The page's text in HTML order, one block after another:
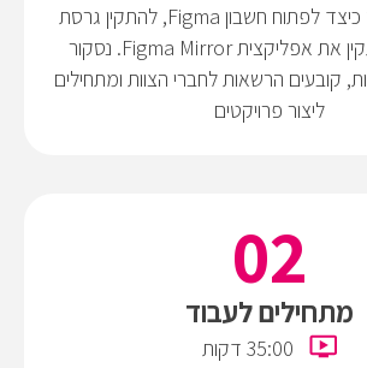
בפרק זה נלמד כיצד לפתוח חשבון Figma, להתקין גרסת
דסקטופ ולהתקין את אפליקצית Figma Mirror. נסקור
קובעים הרשאות לחברי הצוות ומתחילים
ליצור פרויקטים
מתחילים לעבוד
35:00 דקות